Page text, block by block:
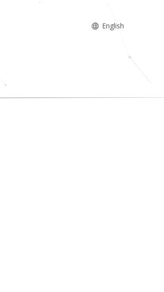
English